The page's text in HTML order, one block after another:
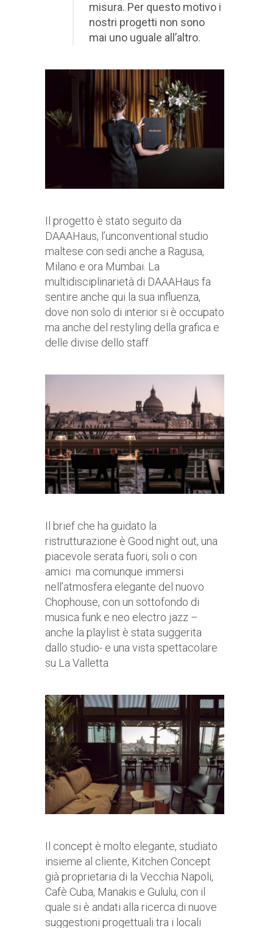
misura. Per questo motivo i
nostri progetti non sono
mai uno uguale all’altro.
Il progetto è stato seguito da
DAAAHaus, l’unconventional studio
maltese con sedi anche a Ragusa,
Milano e ora Mumbai. La
multidisciplinarietà di DAAAHaus fa
sentire anche qui la sua influenza,
dove non solo di interior si è occupato
ma anche del restyling della grafica e
delle divise dello staff.
Il brief che ha guidato la
ristrutturazione è Good night out, una
piacevole serata fuori, soli o con
amici ma comunque immersi
nell’atmosfera elegante del nuovo
Chophouse, con un sottofondo di
musica funk e neo electro jazz –
anche la playlist è stata suggerita
dallo studio- e una vista spettacolare
su La Valletta.
Il concept è molto elegante, studiato
insieme al cliente, Kitchen Concept
già proprietaria di la Vecchia Napoli,
Cafè Cuba, Manakis e Gululu, con il
quale si è andati alla ricerca di nuove
suggestioni progettuali tra i locali